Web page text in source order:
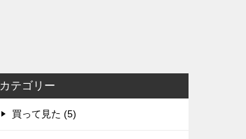
カテゴリー
買って見た (5)